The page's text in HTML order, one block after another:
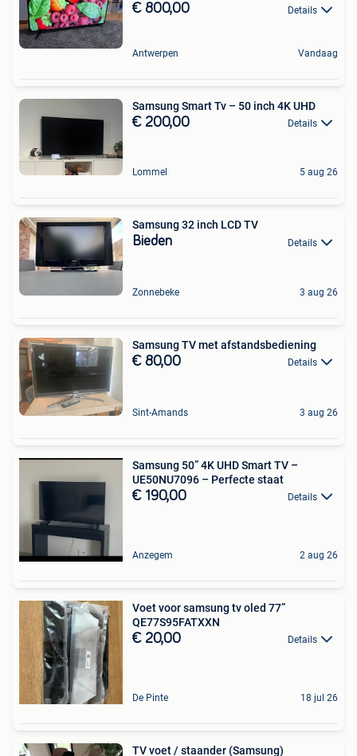
€ 800,00 Details
Antwerpen Vandaag
Samsung Smart Tv – 50 inch 4K UHD
€ 200,00 Details
Lommel 5 aug 26
Samsung 32 inch LCD TV
Bieden Details
Zonnebeke 3 aug 26
Samsung TV met afstandsbediening
€ 80,00 Details
Sint-Amands 3 aug 26
Samsung 50” 4K UHD Smart TV –
UE50NU7096 – Perfecte staat
€ 190,00 Details
Anzegem 2 aug 26
Voet voor samsung tv oled 77”
QE77S95FATXXN
€ 20,00 Details
De Pinte 18 jul 26
TV voet / staander (Samsung)